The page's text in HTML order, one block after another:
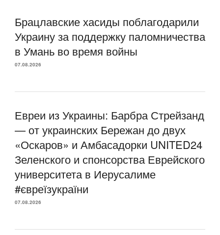
Брацлавские хасиды поблагодарили
Украину за поддержку паломничества
в Умань во время войны
07.08.2026
Евреи из Украины: Барбра Стрейзанд
— от украинских Бережан до двух
«Оскаров» и Амбасадорки UNITED24
Зеленского и спонсорства Еврейского
университета в Иерусалиме
#євреїзукраїни
07.08.2026